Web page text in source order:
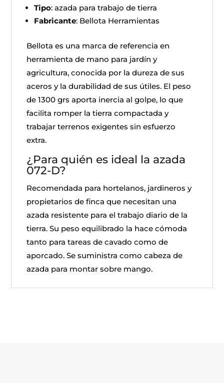
Tipo: azada para trabajo de tierra
Fabricante: Bellota Herramientas
Bellota es una marca de referencia en
herramienta de mano para jardín y
agricultura, conocida por la dureza de sus
aceros y la durabilidad de sus útiles. El peso
de 1300 grs aporta inercia al golpe, lo que
facilita romper la tierra compactada y
trabajar terrenos exigentes sin esfuerzo
extra.
¿Para quién es ideal la azada
072-D?
Recomendada para hortelanos, jardineros y
propietarios de finca que necesitan una
azada resistente para el trabajo diario de la
tierra. Su peso equilibrado la hace cómoda
tanto para tareas de cavado como de
aporcado. Se suministra como cabeza de
azada para montar sobre mango.